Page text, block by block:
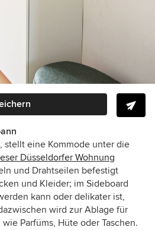
stellt eine Kommode unter die
Düsseldorfer Wohnung
und Drahtseilen befestigt
und Kleider; im Sideboard
kann oder delikater ist,
wird zur Ablage für
Parfüms, Hüte oder Taschen.